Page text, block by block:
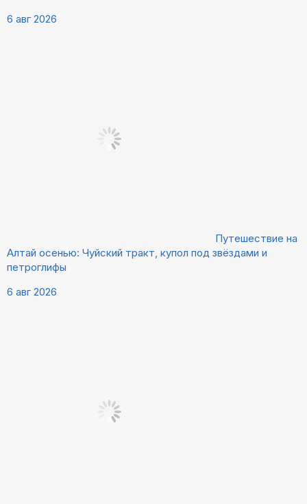
6 авг 2026
Путешествие на
Алтай осенью: Чуйский тракт, купол под звёздами и
петроглифы
6 авг 2026